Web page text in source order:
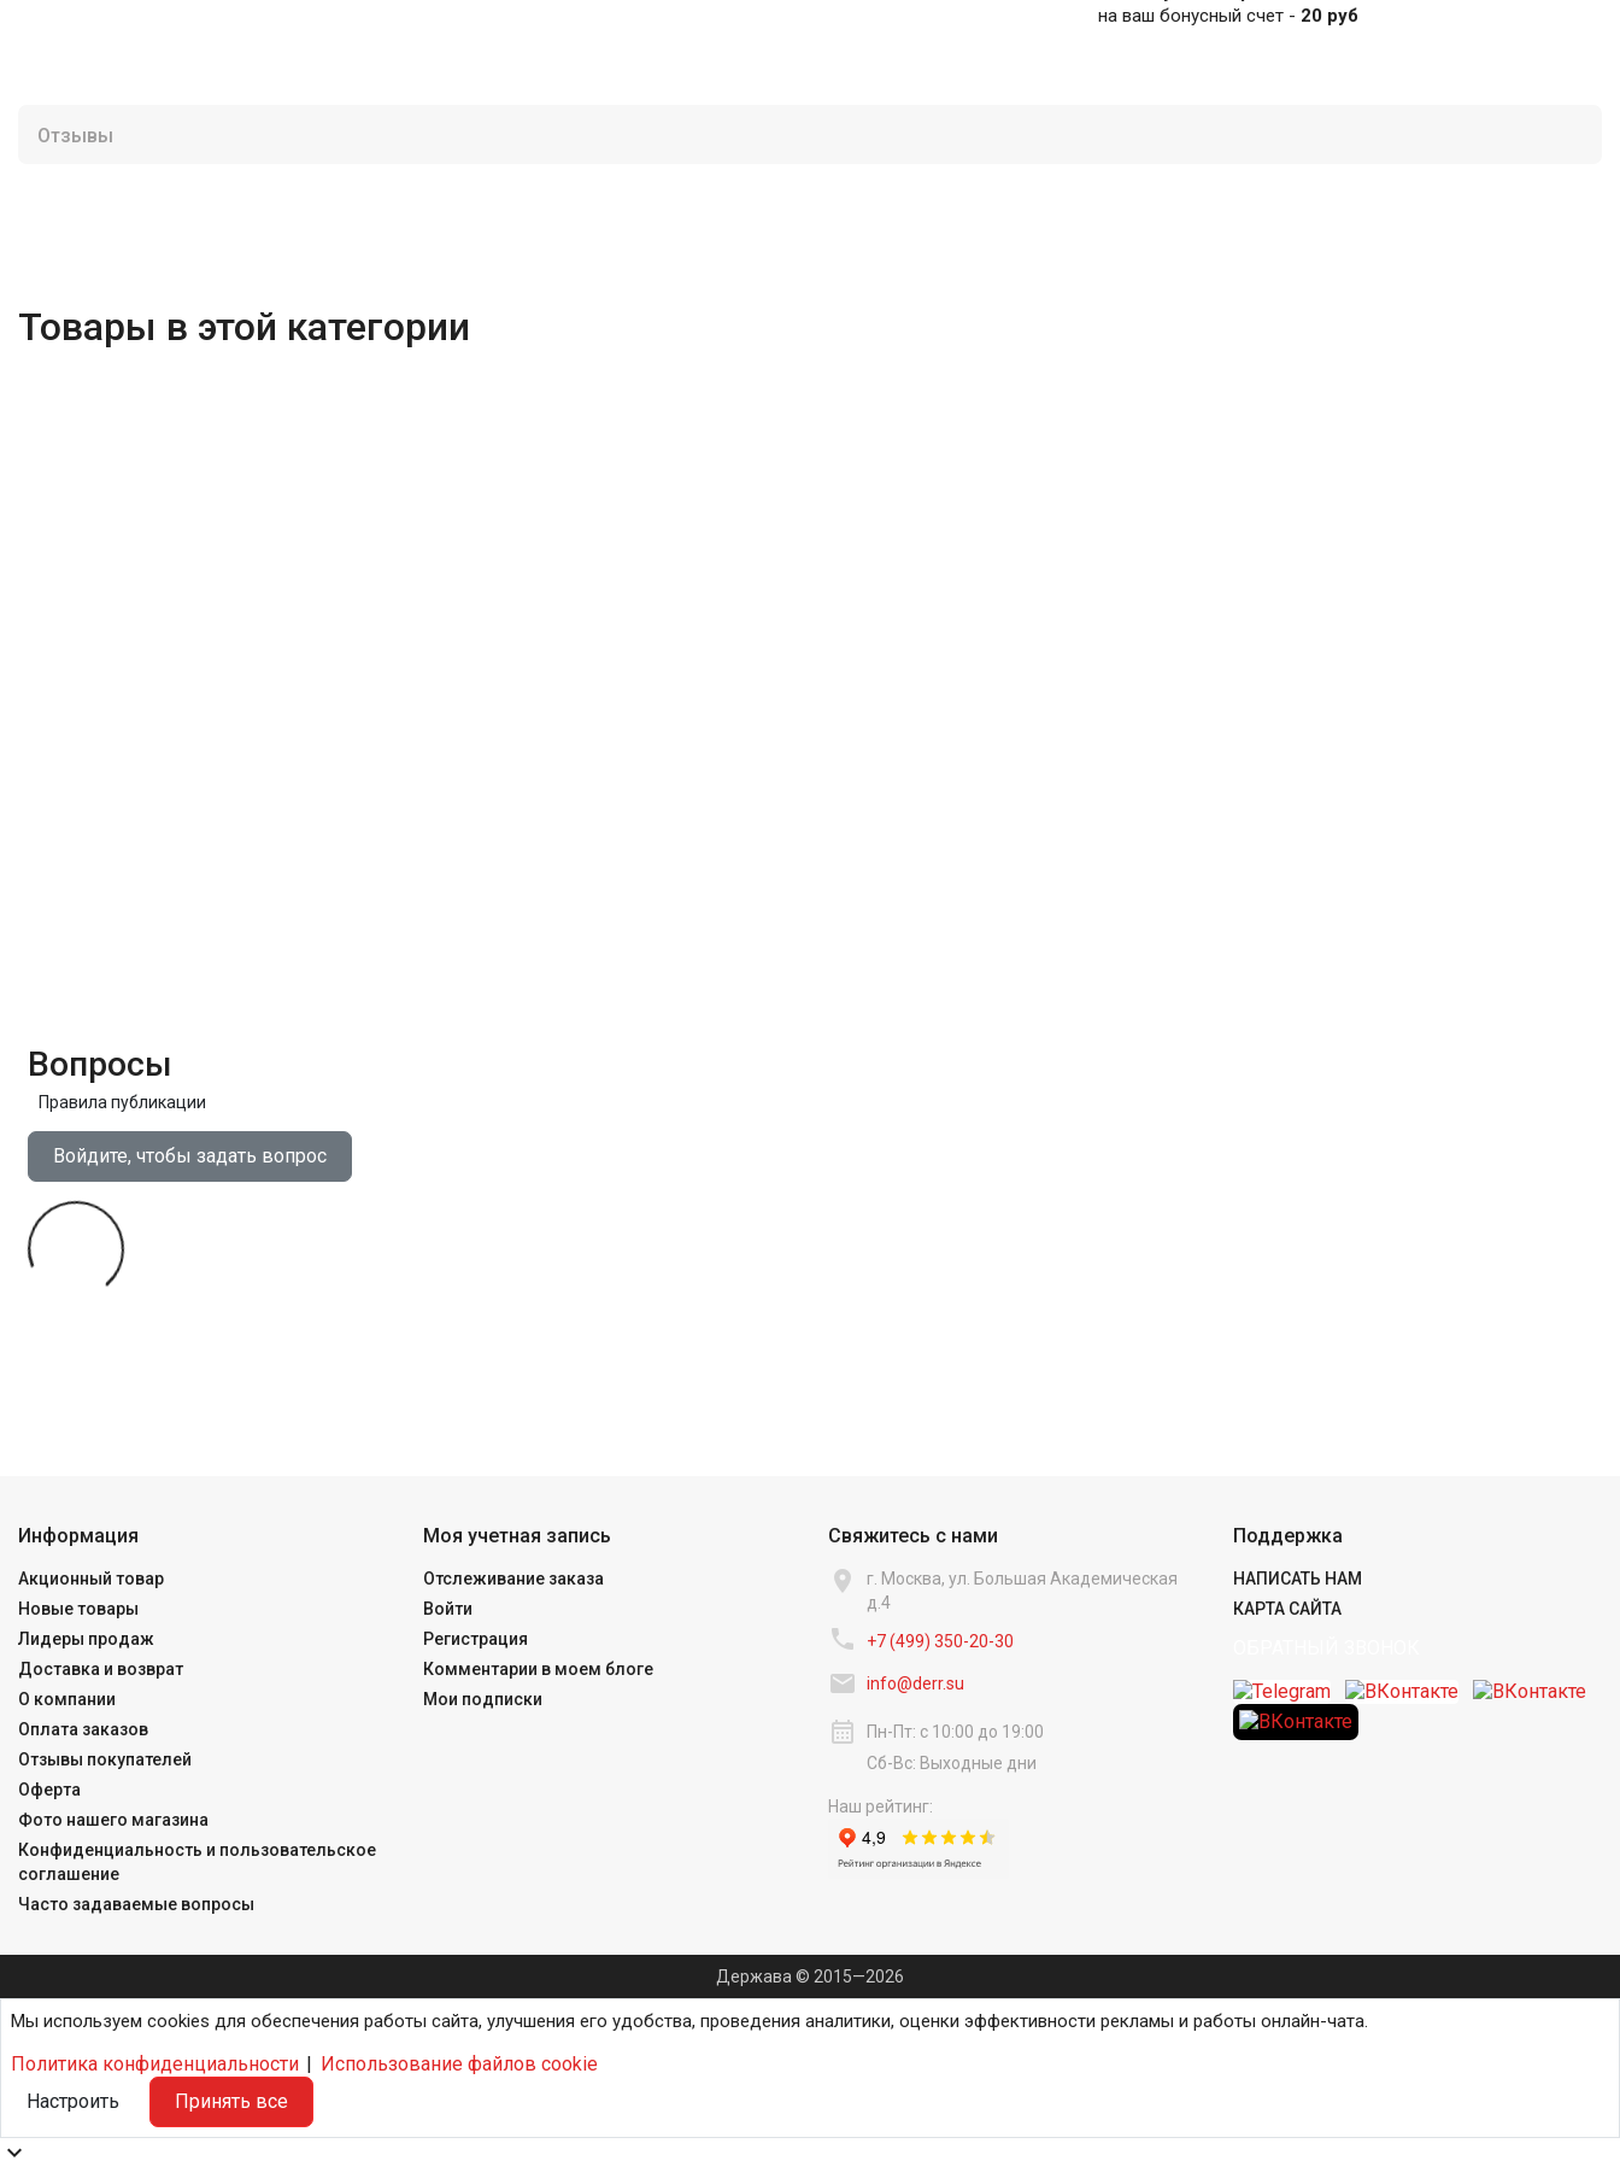
на ваш бонусный счет - 20 руб
Отзывы
Товары в этой категории
Вопросы
Правила публикации
Войдите, чтобы задать вопрос
Информация
Акционный товар
Новые товары
Лидеры продаж
Доставка и возврат
О компании
Оплата заказов
Отзывы покупателей
Оферта
Фото нашего магазина
Конфиденциальность и пользовательское
соглашение
Часто задаваемые вопросы
Моя учетная запись
Отслеживание заказа
Войти
Регистрация
Комментарии в моем блоге
Мои подписки
Свяжитесь с нами

г. Москва, ул. Большая Академическая
д.4
 +7 (499) 350-20-30
 info@derr.su
calendar_month
Пн-Пт: с 10:00 до 19:00
Сб-Вс: Выходные дни
Наш рейтинг:
Поддержка
НАПИСАТЬ НАМ
КАРТА САЙТА
Держава © 2015—2026
Мы используем cookies для обеспечения работы сайта, улучшения его удобства, проведения аналитики, оценки эффективности рекламы и работы онлайн-чата.
Политика конфиденциальности | Использование файлов cookie
Настроить
Принять все
expand_more